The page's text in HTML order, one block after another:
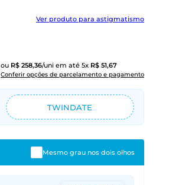
Ver produto para astigmatismo
ou R$ 258,36/uni em até 5x R$ 51,67
Conferir opções de parcelamento e pagamento
TWINDATE
Mesmo grau nos dois olhos